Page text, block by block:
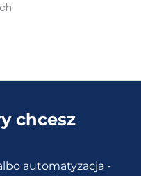
chcesz
automatyzacja -